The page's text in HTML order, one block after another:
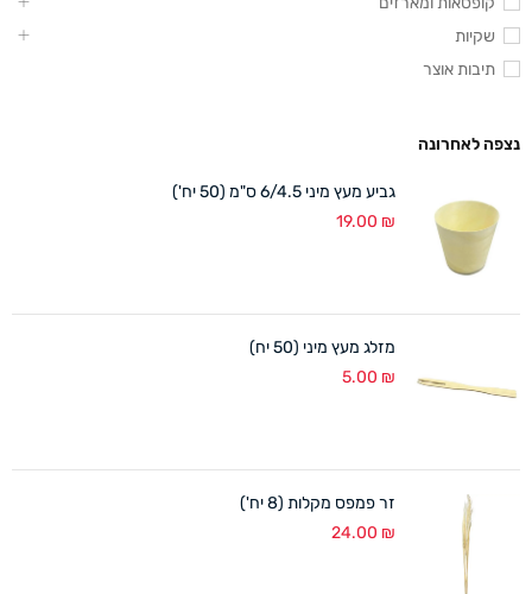
שקיות
תיבות אוצר
נצפה לאחרונה
גביע מעץ מיני 6/4.5 ס"מ (50 יח')
19.00 ₪
מזלג מעץ מיני (50 יח)
5.00 ₪
זר פמפס מקלות (8 יח')
24.00 ₪